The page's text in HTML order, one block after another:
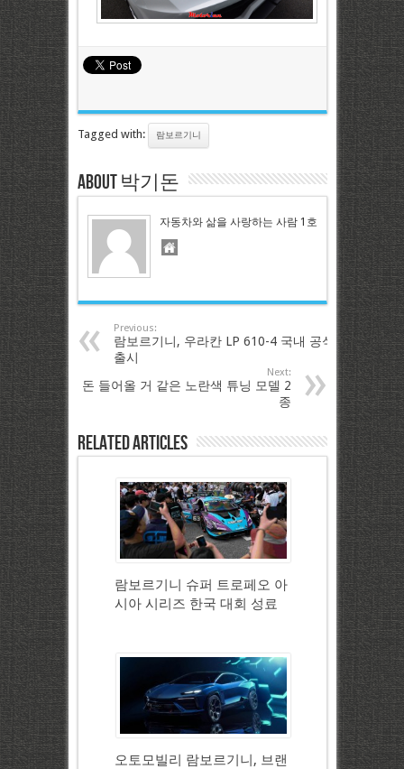
Tagged with: 람보르기니
About 박기돈
자동차와 삶을 사랑하는 사람 1호
Previous:
람보르기니, 우라칸 LP 610-4 국내 공식
출시
Next:
돈 들어올 거 같은 노란색 튜닝 모델 2
종
Related Articles
람보르기니 슈퍼 트로페오 아
시아 시리즈 한국 대회 성료
오토모빌리 람보르기니, 브랜